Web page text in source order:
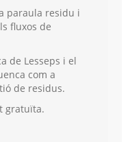
paraula residu i
fluxos de
de Lesseps i el
com a
de residus.
gratuïta.